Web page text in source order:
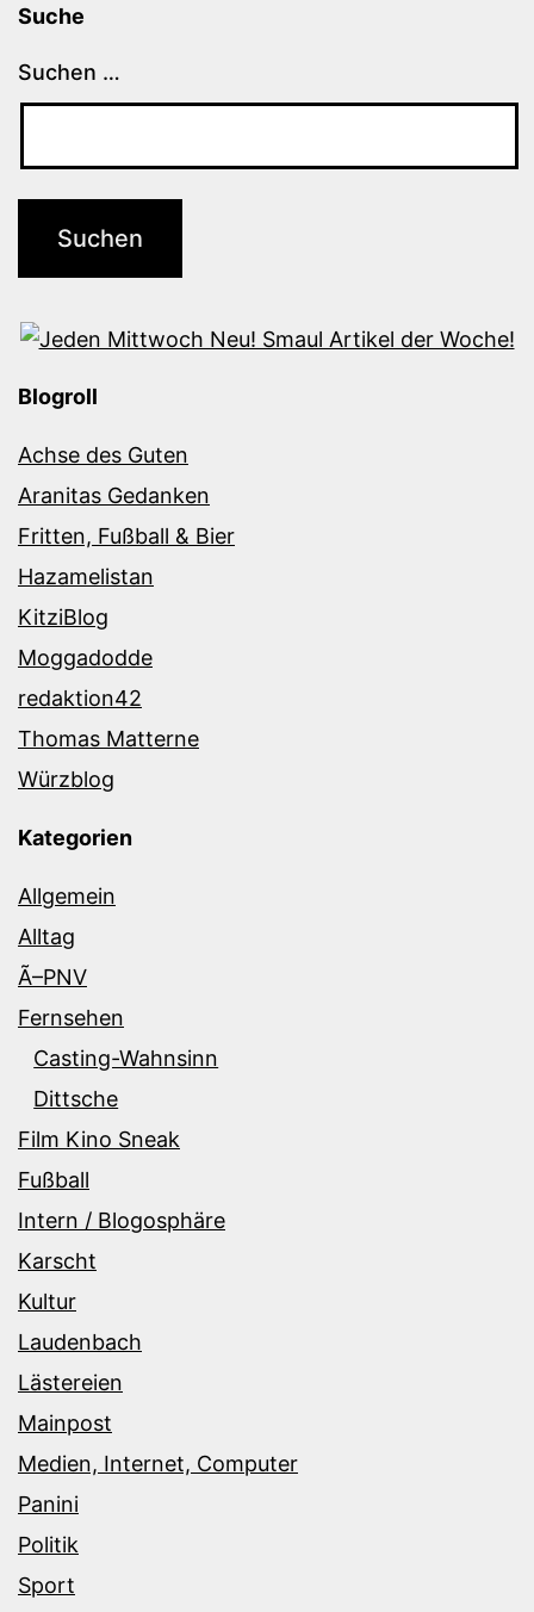
Suche
Suchen …
Blogroll
Achse des Guten
Aranitas Gedanken
Fritten, Fußball & Bier
Hazamelistan
KitziBlog
Moggadodde
redaktion42
Thomas Matterne
Würzblog
Kategorien
Allgemein
Alltag
Ã–PNV
Fernsehen
Casting-Wahnsinn
Dittsche
Film Kino Sneak
Fußball
Intern / Blogosphäre
Karscht
Kultur
Laudenbach
Lästereien
Mainpost
Medien, Internet, Computer
Panini
Politik
Sport